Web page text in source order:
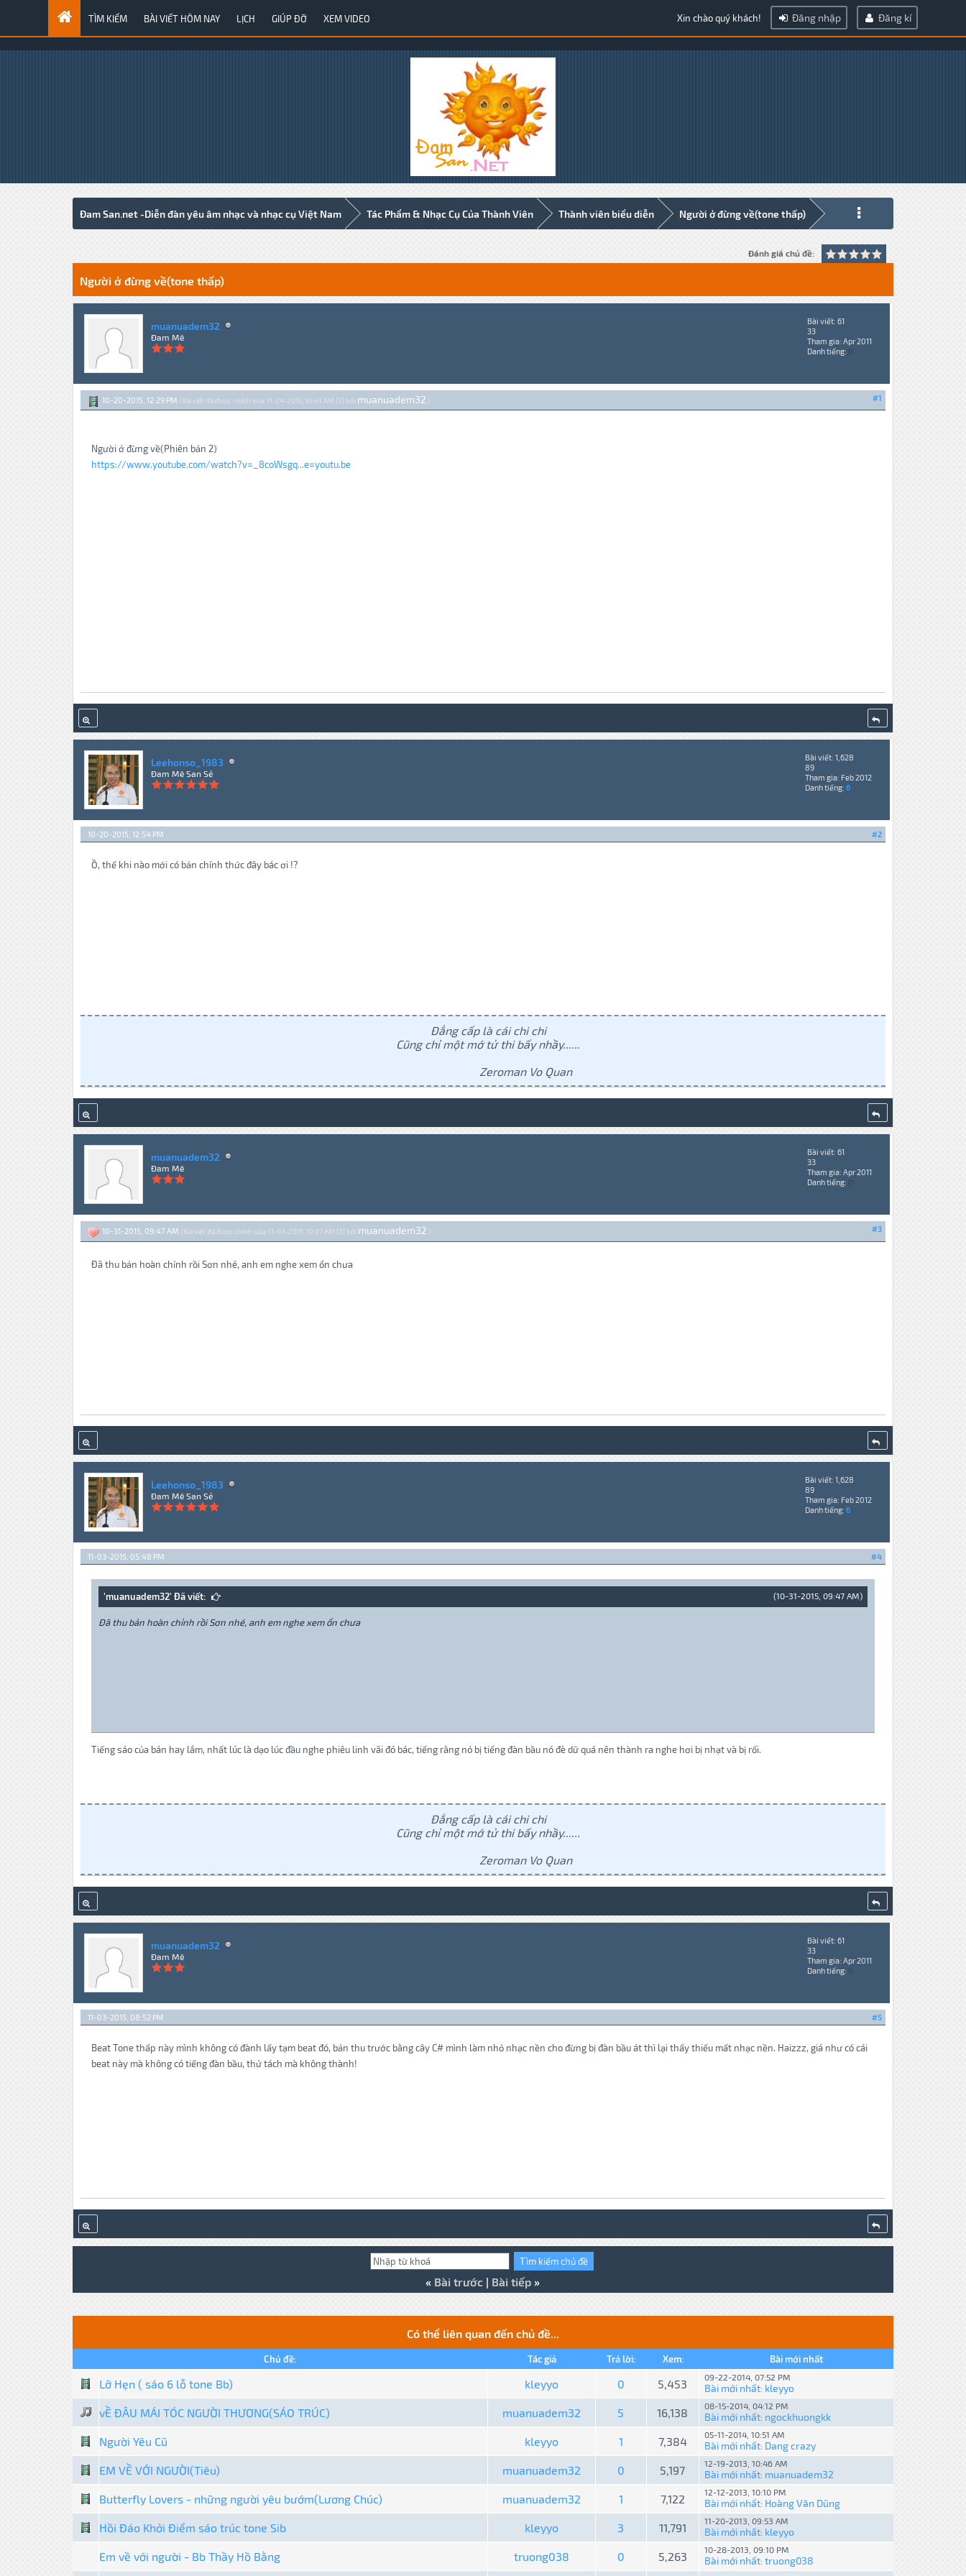
TÌM KIẾM BÀI VIẾT HÔM NAY LỊCH GIÚP ĐỠ XEM VIDEO Xin chào quý khách! Đăng nhập Đăng kí
Đam San.net -Diễn đàn yêu âm nhạc và nhạc cụ Việt Nam Tác Phẩm & Nhạc Cụ Của Thành Viên Thành viên biểu diễn Người ở đừng về(tone thấp)
Đánh giá chủ đề:
0 Votes - 0 Average
1
2
3
4
5
Người ở đừng về(tone thấp)
muanuadem32
Đam Mê
Bài viết: 61
33
Tham gia: Apr 2011
Danh tiếng: 0
#1
10-20-2015, 12:29 PM (Bài viết đã được chỉnh sửa: 11-24-2015, 10:43 AM {2} bởi muanuadem32 .)
Người ở đừng về(Phiên bản 2)
https://www.youtube.com/watch?v=_8coWsgq...e=youtu.be
Leehonso_1983
Đam Mê San Sẻ
Bài viết: 1,628
89
Tham gia: Feb 2012
Danh tiếng: 6
#2
10-20-2015, 12:54 PM
Ồ, thế khi nào mới có bản chính thức đây bác ơi !?
Đẳng cấp là cái chi chi
Cũng chỉ một mớ tử thi bấy nhầy......
Zeroman Vo Quan
muanuadem32
Đam Mê
Bài viết: 61
33
Tham gia: Apr 2011
Danh tiếng: 0
#3
10-31-2015, 09:47 AM (Bài viết đã được chỉnh sửa: 11-03-2015, 10:07 AM {2} bởi muanuadem32 .)
Đã thu bản hoàn chỉnh rồi Sơn nhé, anh em nghe xem ổn chưa
Leehonso_1983
Đam Mê San Sẻ
Bài viết: 1,628
89
Tham gia: Feb 2012
Danh tiếng: 6
#4
11-03-2015, 05:48 PM
(10-31-2015, 09:47 AM)
'muanuadem32' Đã viết:
Đã thu bản hoàn chỉnh rồi Sơn nhé, anh em nghe xem ổn chưa
Tiếng sáo của bán hay lắm, nhất lúc là dạo lúc đầu nghe phiêu linh vãi đó bác, tiếng rằng nó bị tiếng đàn bầu nó đè dữ quá nên thành ra nghe hơi bị nhạt và bị rối.
Đẳng cấp là cái chi chi
Cũng chỉ một mớ tử thi bấy nhầy......
Zeroman Vo Quan
muanuadem32
Đam Mê
Bài viết: 61
33
Tham gia: Apr 2011
Danh tiếng: 0
#5
11-03-2015, 08:52 PM
Beat Tone thấp này mình không có đành lấy tạm beat đó, bản thu trước bằng cây C# mình làm nhỏ nhạc nền cho đừng bị đàn bầu át thì lại thấy thiếu mất nhạc nền. Haizzz, giá như có cái
beat này mà không có tiếng đàn bầu, thử tách mà không thành!
« Bài trước | Bài tiếp »
Có thể liên quan đến chủ đề...
Chủ đề: Tác giả Trả lời: Xem: Bài mới nhất
Lỡ Hẹn ( sáo 6 lỗ tone Bb) kleyyo 0 5,453 09-22-2014, 07:52 PM
Bài mới nhất: kleyyo
vỀ ĐÂU MÁI TÓC NGƯỜI THƯƠNG(SÁO TRÚC) muanuadem32 5 16,138 08-15-2014, 04:12 PM
Bài mới nhất: ngockhuongkk
Người Yêu Cũ kleyyo 1 7,384 05-11-2014, 10:51 AM
Bài mới nhất: Dang crazy
EM VỀ VỚI NGƯỜI(Tiêu) muanuadem32 0 5,197 12-19-2013, 10:46 AM
Bài mới nhất: muanuadem32
Butterfly Lovers - những người yêu bướm(Lương Chúc) muanuadem32 1 7,122 12-12-2013, 10:10 PM
Bài mới nhất: Hoàng Văn Dũng
Hồi Đáo Khởi Điểm sáo trúc tone Sib kleyyo 3 11,791 11-20-2013, 09:53 AM
Bài mới nhất: kleyyo
Em về với người - Bb Thầy Hồ Bằng truong038 0 5,263 10-28-2013, 09:10 PM
Bài mới nhất: truong038